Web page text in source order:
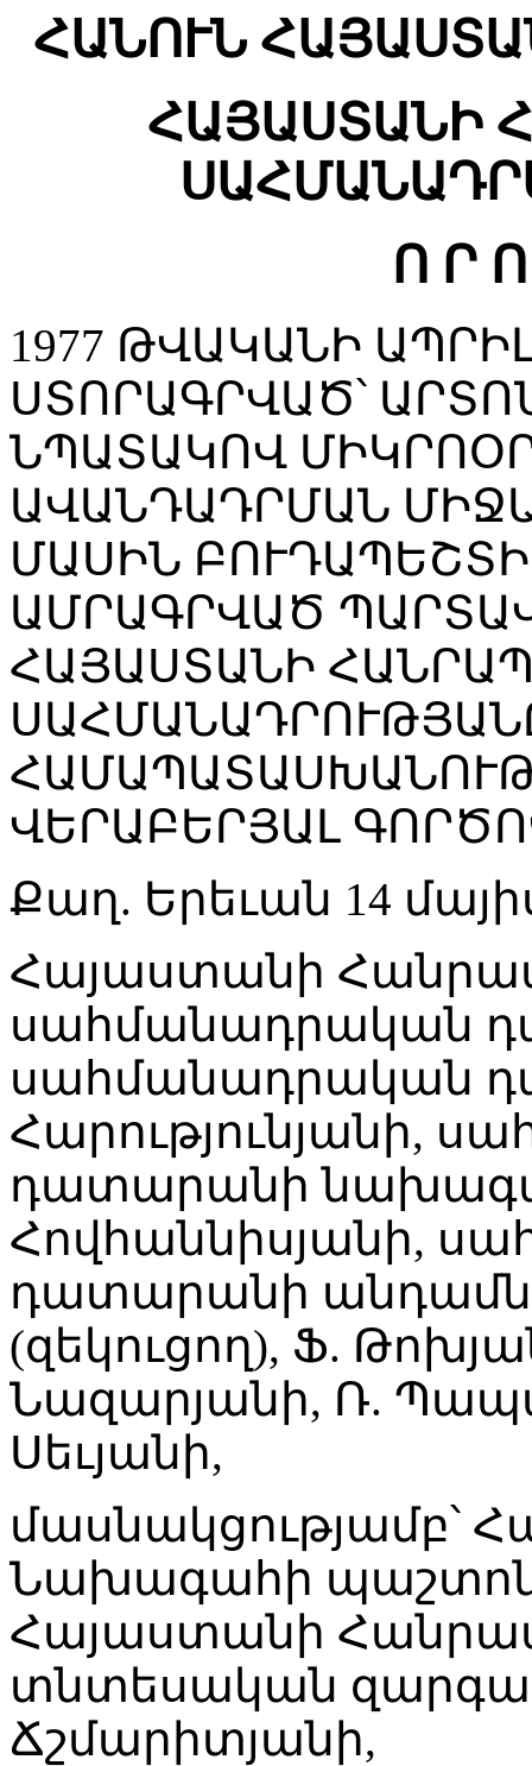
ՀԱՆՈՒՆ
ՀԱՅԱՍՏԱՆԻ
Ո Ր
1977 ԹՎԱԿԱՆԻ
ՍՏՈՐԱԳՐՎԱԾ՝
ՆՊԱՏԱԿՈՎ
ԱՎԱՆԴԱԴՐՄԱՆ
ՄԱՍԻՆ
ԱՄՐԱԳՐՎԱԾ
ՀԱՅԱՍՏԱՆԻ
ՎԵՐԱԲԵՐՅԱԼ
Քաղ. Երեւան 14
Հայաստանի
սահմանադրական
սահմանադրական
Հարությունյանի,
դատարանի
Հովհաննիսյանի,
դատարանի
(զեկուցող), Ֆ.
Նազարյանի, Ռ.
Սեւյանի,
մասնակցությամբ՝
Նախագահի
Հայաստանի
տնտեսական
Ճշմարիտյանի,